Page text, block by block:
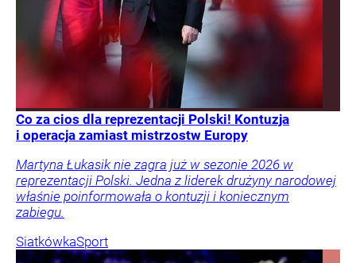
Co za cios dla reprezentacji Polski! Kontuzja
i operacja zamiast mistrzostw Europy
Martyna Łukasik nie zagra już w sezonie 2026 w
reprezentacji Polski. Jedna z liderek drużyny narodowej
właśnie poinformowała o kontuzji i koniecznym
zabiegu.
SiatkówkaSport